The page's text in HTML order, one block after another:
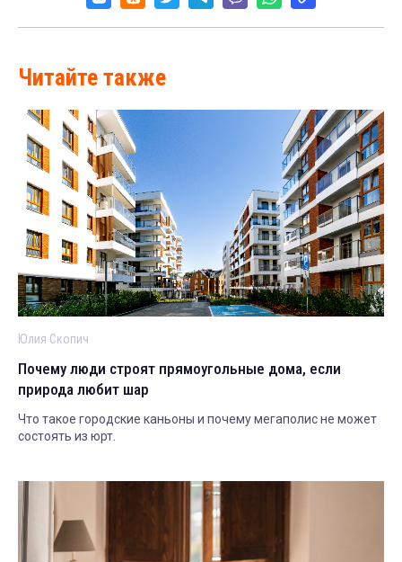
Читайте также
Юлия Скопич
Почему люди строят прямоугольные дома, если
природа любит шар
Что такое городские каньоны и почему мегаполис не может
состоять из юрт.